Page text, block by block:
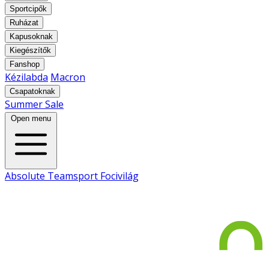
Sportcipők
Ruházat
Kapusoknak
Kiegészítők
Fanshop
Kézilabda Macron
Csapatoknak
Summer Sale
Open menu
Absolute Teamsport Focivilág